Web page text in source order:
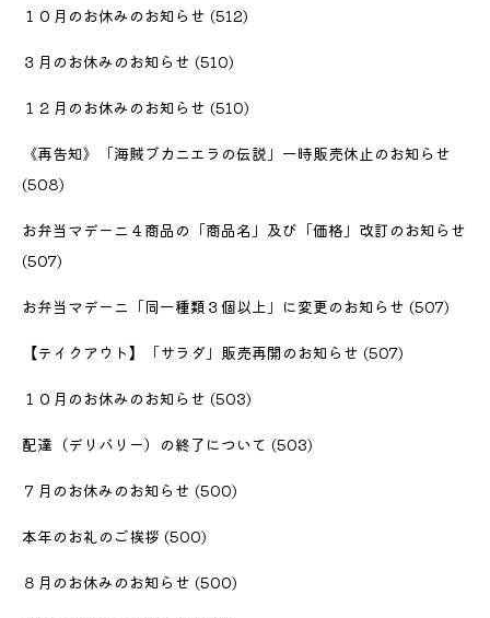
１０月のお休みのお知らせ (512)
３月のお休みのお知らせ (510)
１２月のお休みのお知らせ (510)
《再告知》「海賊ブカニエラの伝説」一時販売休止のお知らせ
(508)
お弁当マデーニ４商品の「商品名」及び「価格」改訂のお知らせ
(507)
お弁当マデーニ「同一種類３個以上」に変更のお知らせ (507)
【テイクアウト】「サラダ」販売再開のお知らせ (507)
１０月のお休みのお知らせ (503)
配達（デリバリー）の終了について (503)
７月のお休みのお知らせ (500)
本年のお礼のご挨拶 (500)
８月のお休みのお知らせ (500)